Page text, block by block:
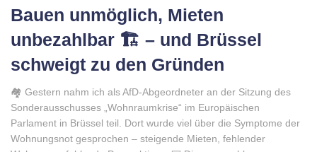
Bauen unmöglich, Mieten
unbezahlbar 🏗 – und Brüssel
schweigt zu den Gründen
🏘 Gestern nahm ich als AfD-Abgeordneter an der Sitzung des
Sonderausschusses „Wohnraumkrise“ im Europäischen
Parlament in Brüssel teil. Dort wurde viel über die Symptome der
Wohnungsnot gesprochen – steigende Mieten, fehlender